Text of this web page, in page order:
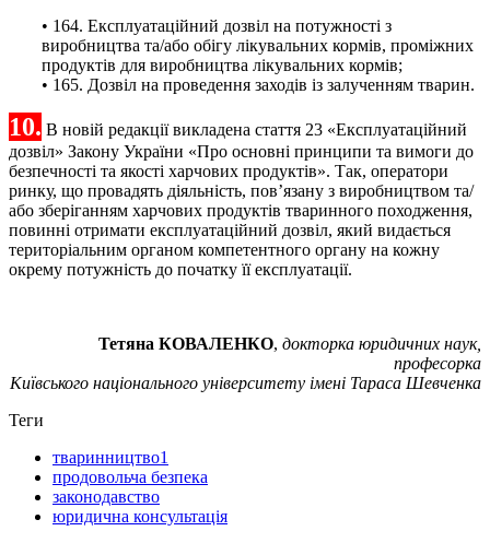
• 164. Експлуатаційний дозвіл на потужності з
виробництва та/або обігу лікувальних кормів, проміжних
продуктів для виробництва лікувальних кормів;
• 165. Дозвіл на проведення заходів із залученням тварин.
10. В новій редакції викладена стаття 23 «Експлуатаційний
дозвіл» Закону України «Про основні принципи та вимоги до
безпечності та якості харчових продуктів». Так, оператори
ринку, що провадять діяльність, пов’язану з виробництвом та/
або зберіганням харчових продуктів тваринного походження,
повинні отримати експлуатаційний дозвіл, який видається
територіальним органом компетентного органу на кожну
окрему потужність до початку її експлуатації.
Тетяна КОВАЛЕНКО, докторка юридичних наук,
професорка
Київського національного університету імені Тараса Шевченка
Теги
тваринництво1
продовольча безпека
законодавство
юридична консультація